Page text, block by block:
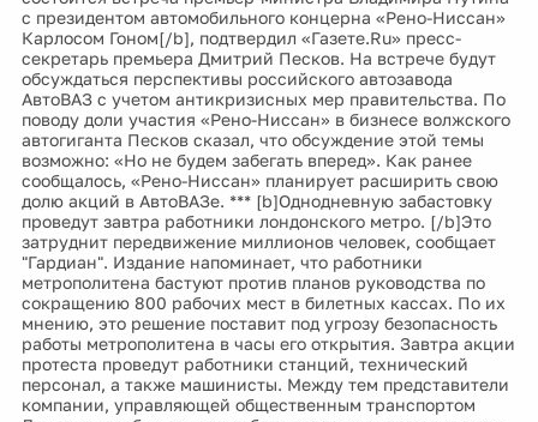
с президентом автомобильного концерна «Рено-Ниссан»
Карлосом Гоном[/b], подтвердил «Газете.Ru» пресс-
секретарь премьера Дмитрий Песков. На встрече будут
обсуждаться перспективы российского автозавода
АвтоВАЗ с учетом антикризисных мер правительства. По
поводу доли участия «Рено-Ниссан» в бизнесе волжского
автогиганта Песков сказал, что обсуждение этой темы
возможно: «Но не будем забегать вперед». Как ранее
сообщалось, «Рено-Ниссан» планирует расширить свою
долю акций в АвтоВАЗе. *** [b]Однодневную забастовку
проведут завтра работники лондонского метро. [/b]Это
затруднит передвижение миллионов человек, сообщает
"Гардиан". Издание напоминает, что работники
метрополитена бастуют против планов руководства по
сокращению 800 рабочих мест в билетных кассах. По их
мнению, это решение поставит под угрозу безопасность
работы метрополитена в часы его открытия. Завтра акции
протеста проведут работники станций, технический
персонал, а также машинисты. Между тем представители
компании, управляющей общественным транспортом